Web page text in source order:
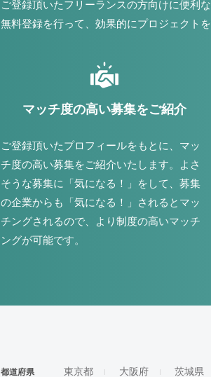
ご登録頂いたフリーランスの方向けに便利
無料登録を行って、効果的にプロジェクトを
マッチ度の高い募集をご紹介
ご登録頂いたプロフィールをもとに、マッ
チ度の高い募集をご紹介いたします。よさ
そうな募集に「気になる！」をして、募集
の企業からも「気になる！」されるとマッ
チングされるので、より制度の高いマッチ
ングが可能です。
都道府県 東京都 大阪府 茨城県